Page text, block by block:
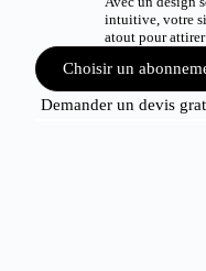
intuitive, votre
atout pour
Choisir un
Demander un devis